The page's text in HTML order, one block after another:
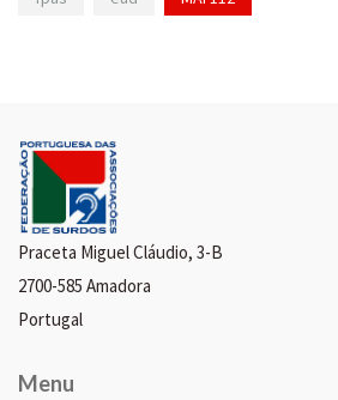
Praceta Miguel Cláudio, 3-B
2700-585 Amadora
Portugal
Menu